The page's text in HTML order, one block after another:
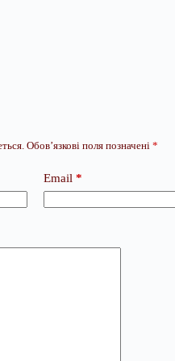
Обов’язкові поля позначені *
Email *